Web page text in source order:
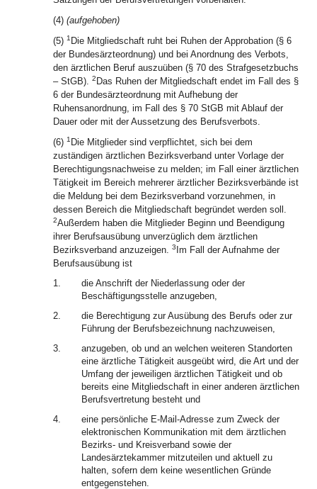
(4) (aufgehoben)
(5) 1 Die Mitgliedschaft ruht bei Ruhen der Approbation (§ 6
der Bundesärzteordnung) und bei Anordnung des Verbots,
den ärztlichen Beruf auszuüben (§ 70 des Strafgesetzbuchs
– StGB). 2 Das Ruhen der Mitgliedschaft endet im Fall des §
6 der Bundesärzteordnung mit Aufhebung der
Ruhensanordnung, im Fall des § 70 StGB mit Ablauf der
Dauer oder mit der Aussetzung des Berufsverbots.
(6) 1 Die Mitglieder sind verpflichtet, sich bei dem
zuständigen ärztlichen Bezirksverband unter Vorlage der
Berechtigungsnachweise zu melden; im Fall einer ärztlichen
Tätigkeit im Bereich mehrerer ärztlicher Bezirksverbände ist
die Meldung bei dem Bezirksverband vorzunehmen, in
dessen Bereich die Mitgliedschaft begründet werden soll.
2Außerdem haben die Mitglieder Beginn und Beendigung
ihrer Berufsausübung unverzüglich dem ärztlichen
Bezirksverband anzuzeigen. 3 Im Fall der Aufnahme der
Berufsausübung ist
1.
die Anschrift der Niederlassung oder der
Beschäftigungsstelle anzugeben,
2.
die Berechtigung zur Ausübung des Berufs oder zur
Führung der Berufsbezeichnung nachzuweisen,
3.
anzugeben, ob und an welchen weiteren Standorten
eine ärztliche Tätigkeit ausgeübt wird, die Art und der
Umfang der jeweiligen ärztlichen Tätigkeit und ob
bereits eine Mitgliedschaft in einer anderen ärztlichen
Berufsvertretung besteht und
4.
eine persönliche E-Mail-Adresse zum Zweck der
elektronischen Kommunikation mit dem ärztlichen
Bezirks- und Kreisverband sowie der
Landesärztekammer mitzuteilen und aktuell zu
halten, sofern dem keine wesentlichen Gründe
entgegenstehen.